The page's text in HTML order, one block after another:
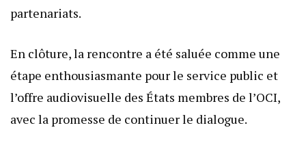
partenariats.
En clôture, la rencontre a été saluée comme une
étape enthousiasmante pour le service public et
l’offre audiovisuelle des États membres de l’OCI,
avec la promesse de continuer le dialogue.